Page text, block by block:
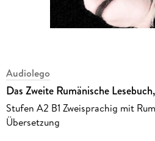
Audiolego
Das Zweite Rumänische
Stufen A2 B1 Zweisprachig mit
Übersetzung